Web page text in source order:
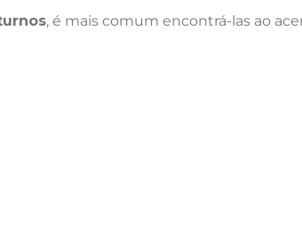
, é mais comum encontrá-las ao